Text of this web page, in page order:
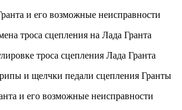
и его возможные неисправности
троса сцепления на Лада Гранта
троса сцепления Лада Гранта
и щелчки педали сцепления Гранты
и его возможные неисправности